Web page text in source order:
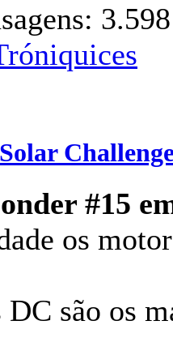
3.598
#15
os
DC são os